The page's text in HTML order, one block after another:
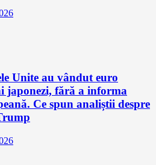
Unite au vândut euro
japonezi, fără a informa
Ce spun analiștii despre